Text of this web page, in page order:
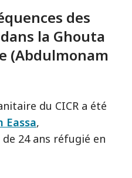
des
la Ghouta
(Abdulmonam
du CICR a été
Eassa,
24 ans réfugié en